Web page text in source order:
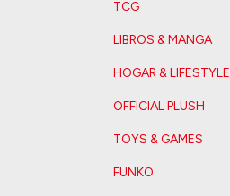
TCG
LIBROS & MANGA
HOGAR & LIFESTYLE
OFFICIAL PLUSH
TOYS & GAMES
FUNKO